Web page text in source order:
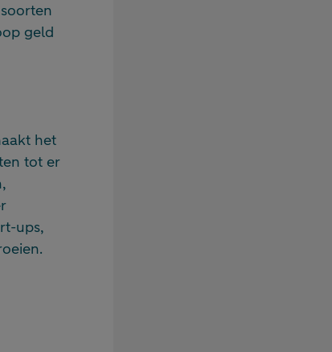
geld
het
tot er
ups,